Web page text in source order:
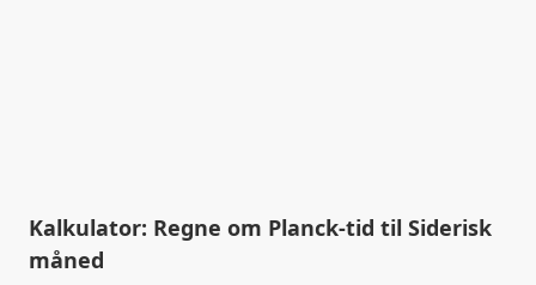
Kalkulator: Regne om Planck-tid til Siderisk
måned